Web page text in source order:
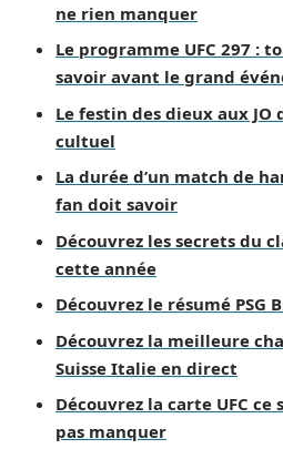
ne rien manquer
Le programme UFC 297 :
savoir avant le grand
Le festin des dieux aux JO
cultuel
La durée d’un match de
fan doit savoir
Découvrez les secrets du
cette année
Découvrez le résumé PSG
Découvrez la meilleure
Suisse Italie en direct
Découvrez la carte UFC
pas manquer